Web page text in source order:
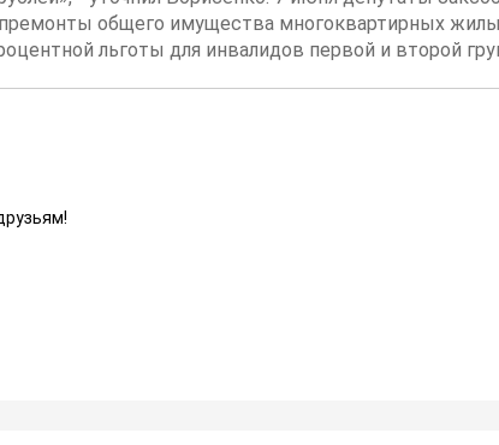
общего имущества многоквартирных
льготы для инвалидов первой и второй